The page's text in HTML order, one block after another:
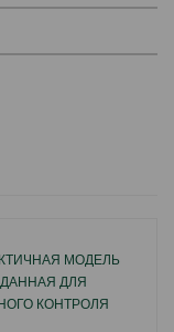
и
при этом
собаки,
МОДЕЛЬ
ДЛЯ
КОНТРОЛЯ